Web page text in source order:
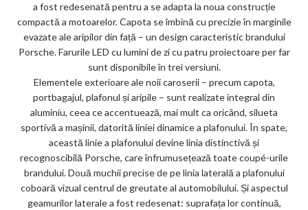
a fost redesenată pentru a se adapta la noua construcție
compactă a motoarelor. Capota se îmbină cu precizie în marginile
evazate ale aripilor din față – un design caracteristic brandului
Porsche. Farurile LED cu lumini de zi cu patru proiectoare per far
sunt disponibile în trei versiuni.
Elementele exterioare ale noii caroserii – precum capota,
portbagajul, plafonul și aripile – sunt realizate integral din
aluminiu, ceea ce accentuează, mai mult ca oricând, silueta
sportivă a mașinii, datorită liniei dinamice a plafonului. În spate,
această linie a plafonului devine linia distinctivă și
recognoscibilă Porsche, care înfrumusețează toate coupé-urile
brandului. Două muchii precise de pe linia laterală a plafonului
coboară vizual centrul de greutate al automobilului. Și aspectul
geamurilor laterale a fost redesenat: suprafața lor continuă,